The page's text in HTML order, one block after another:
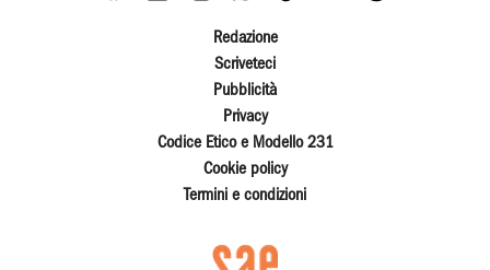
Redazione
Scriveteci
Pubblicità
Privacy
Codice Etico e Modello 231
Cookie policy
Termini e condizioni